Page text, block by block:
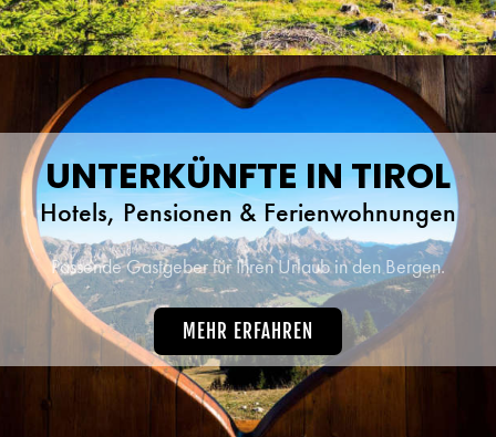
UNTERKÜNFTE IN TIROL
Hotels, Pensionen & Ferienwohnungen
Passende Gastgeber für Ihren Urlaub in den Bergen.
MEHR ERFAHREN